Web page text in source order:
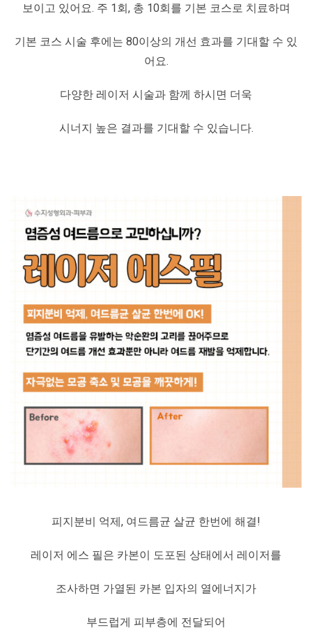
보이고 있어요. 주 1회, 총 10회를 기본 코스로 치료하며
기본 코스 시술 후에는 80이상의 개선 효과를 기대할 수 있
어요.
다양한 레이저 시술과 함께 하시면 더욱
시너지 높은 결과를 기대할 수 있습니다.
피지분비 억제, 여드름균 살균 한번에 해결!
레이저 에스 필은 카본이 도포된 상태에서 레이저를
조사하면 가열된 카본 입자의 열에너지가
부드럽게 피부층에 전달되어